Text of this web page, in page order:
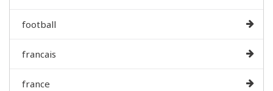
football
francais
france